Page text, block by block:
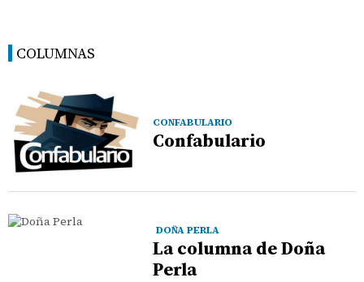
COLUMNAS
CONFABULARIO
Confabulario
DOÑA PERLA
La columna de Doña
Perla